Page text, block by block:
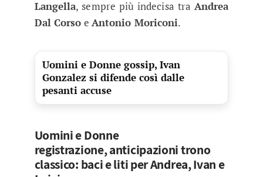
Langella, sempre più indecisa tra Andrea
Dal Corso e Antonio Moriconi.
Uomini e Donne gossip, Ivan
Gonzalez si difende così dalle
pesanti accuse
Uomini e Donne
registrazione, anticipazioni trono
classico: baci e liti per Andrea, Ivan e